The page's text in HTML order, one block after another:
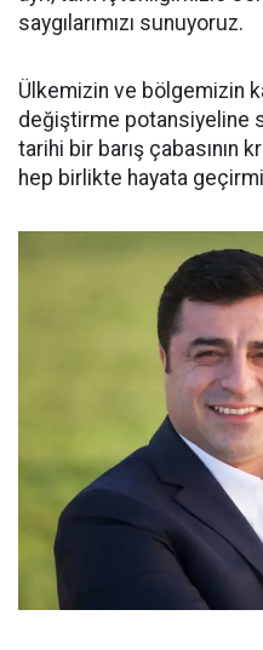
saygılarımızı sunuyoruz.
Ülkemizin ve bölgemizin
değiştirme potansiyeline
tarihi bir barış çabasının
hep birlikte hayata